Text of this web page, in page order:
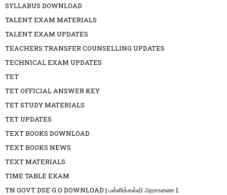
SYLLABUS DOWNLOAD
TALENT EXAM MATERIALS
TALENT EXAM UPDATES
TEACHERS TRANSFER COUNSELLING UPDATES
TECHNICAL EXAM UPDATES
TET
TET OFFICIAL ANSWER KEY
TET STUDY MATERIALS
TET UPDATES
TEXT BOOKS DOWNLOAD
TEXT BOOKS NEWS
TEXT MATERIALS
TIME TABLE EXAM
TN GOVT DSE G.O DOWNLOAD | பள்ளிக்கல்வி அரசாணை 1